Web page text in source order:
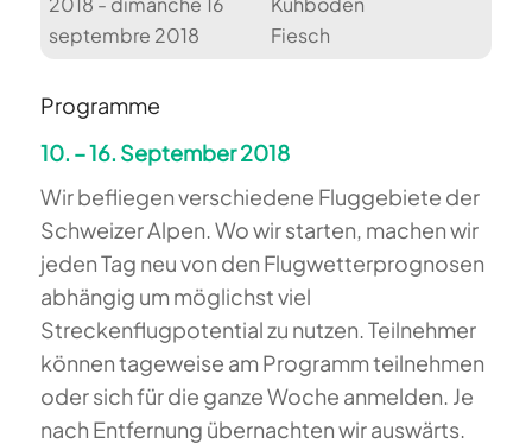
septembre 2018
Fiesch
Programme
10. – 16. September 2018
Wir befliegen verschiedene Fluggebiete der
Schweizer Alpen. Wo wir starten, machen wir
jeden Tag neu von den Flugwetterprognosen
abhängig um möglichst viel
Streckenflugpotential zu nutzen. Teilnehmer
können tageweise am Programm teilnehmen
oder sich für die ganze Woche anmelden. Je
nach Entfernung übernachten wir auswärts.